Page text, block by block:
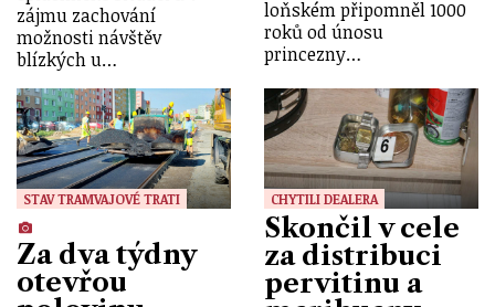
zájmu zachování
možnosti návštěv
blízkých u…
loňském připomněl 1000
roků od únosu
princezny…
STAV TRAMVAJOVÉ TRATI
Za dva týdny
otevřou
CHYTILI DEALERA
Skončil v cele
za distribuci
pervitinu a